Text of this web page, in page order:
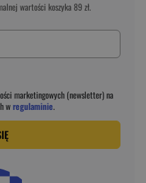
wartości koszyka 89 zł.
marketingowych (newsletter) na
wregulaminie.